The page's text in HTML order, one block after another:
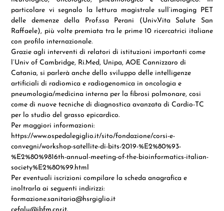
particolare vi segnalo la lettura magistrale sull’imaging PET
delle demenze della Prof.ssa Perani (Univ.Vita Salute San
Raffaele), più volte premiata tra le prime 10 ricercatrici italiane
con profilo internazionale.
Grazie agli interventi di relatori di istituzioni importanti come
l’Univ of Cambridge, Ri.Med, Unipa, AOE Cannizzaro di
Catania, si parlerà anche dello sviluppo delle intelligenze
artificiali di radiomica e radiogenomica in oncologia e
pneumologia/medicina interna per la fibrosi polmonare, cosi
come di nuove tecniche di diagnostica avanzata di Cardio-TC
per lo studio del grasso epicardico.
Per maggiori informazioni:
https://www.ospedalegiglio.it/sito/fondazione/corsi-e-
convegni/workshop-satellite-di-bits-2019-%E2%80%93-
%E2%80%9816th-annual-meeting-of-the-bioinformatics-italian-
society%E2%80%99.html
Per eventuali iscrizioni compilare la scheda anagrafica e
inoltrarla ai seguenti indirizzi:
formazione.sanitaria@hsrgiglio.it